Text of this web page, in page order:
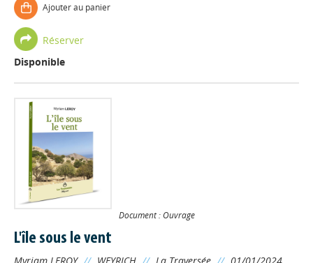
Ajouter au panier
Réserver
Disponible
Document : Ouvrage
L'île sous le vent